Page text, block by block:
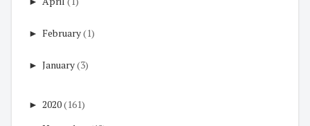
► February(1)
► January(3)
► 2020(161)